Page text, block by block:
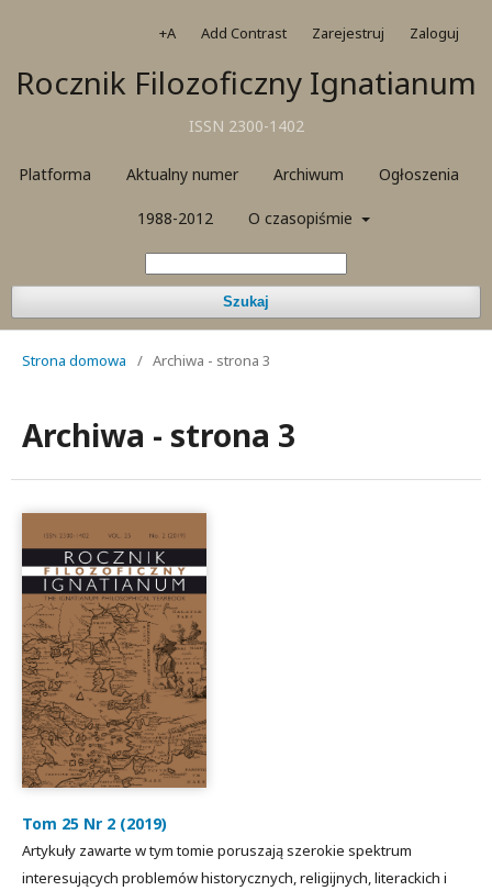
Rocznik Filozoficzny Ignatianum
ISSN 2300-1402
Platforma Aktualny numer Archiwum Ogłoszenia
1988-2012 O czasopiśmie
Szukaj
+A Add Contrast Zarejestruj Zaloguj
Strona domowa / Archiwa - strona 3
Archiwa - strona 3
Tom 25 Nr 2 (2019)
Artykuły zawarte w tym tomie poruszają szerokie spektrum
interesujących problemów historycznych, religijnych, literackich i